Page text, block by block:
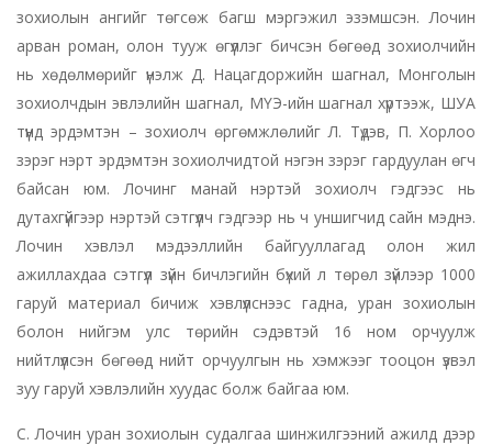
зохиолын ангийг төгсөж багш мэргэжил эзэмшсэн. Лочин
арван роман, олон тууж өгүүллэг бичсэн бөгөөд зохиолчийн
нь хөдөлмөрийг үнэлж Д. Нацагдоржийн шагнал, Монголын
зохиолчдын эвлэлийн шагнал, МҮЭ-ийн шагнал хүртээж, ШУА
түүнд эрдэмтэн – зохиолч өргөмжлөлийг Л. Түдэв, П. Хорлоо
зэрэг нэрт эрдэмтэн зохиолчидтой нэгэн зэрэг гардуулан өгч
байсан юм. Лочинг манай нэртэй зохиолч гэдгээс нь
дутахгүйгээр нэртэй сэтгүүлч гэдгээр нь ч уншигчид сайн мэднэ.
Лочин хэвлэл мэдээллийн байгууллагад олон жил
ажиллахдаа сэтгүүл зүйн бичлэгийн бүхий л төрөл зүйлээр 1000
гаруй материал бичиж хэвлүүлснээс гадна, уран зохиолын
болон нийгэм улс төрийн сэдэвтэй 16 ном орчуулж
нийтлүүлсэн бөгөөд нийт орчуулгын нь хэмжээг тооцон үзвэл
зуу гаруй хэвлэлийн хуудас болж байгаа юм.
С. Лочин уран зохиолын судалгаа шинжилгээний ажилд дээр